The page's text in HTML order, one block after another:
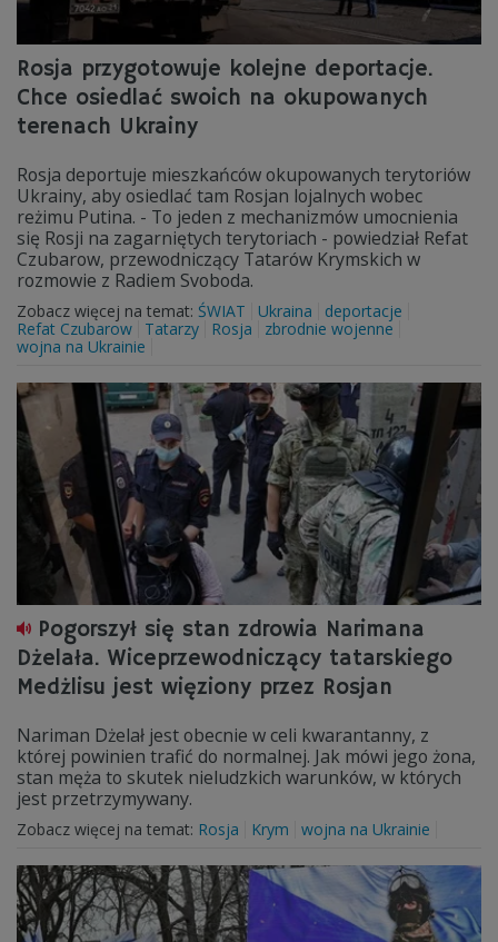
Rosja przygotowuje kolejne deportacje.
Chce osiedlać swoich na okupowanych
terenach Ukrainy
Rosja deportuje mieszkańców okupowanych terytoriów
Ukrainy, aby osiedlać tam Rosjan lojalnych wobec
reżimu Putina. - To jeden z mechanizmów umocnienia
się Rosji na zagarniętych terytoriach - powiedział Refat
Czubarow, przewodniczący Tatarów Krymskich w
rozmowie z Radiem Svoboda.
Zobacz więcej na temat: ŚWIAT Ukraina
deportacje
Refat Czubarow
Tatarzy Rosja
zbrodnie wojenne
wojna na Ukrainie
Pogorszył się stan zdrowia Narimana
Dżelała. Wiceprzewodniczący tatarskiego
Medżlisu jest więziony przez Rosjan
Nariman Dżelał jest obecnie w celi kwarantanny, z
której powinien trafić do normalnej. Jak mówi jego żona,
stan męża to skutek nieludzkich warunków, w których
jest przetrzymywany.
Zobacz więcej na temat: Rosja Krym wojna na Ukrainie